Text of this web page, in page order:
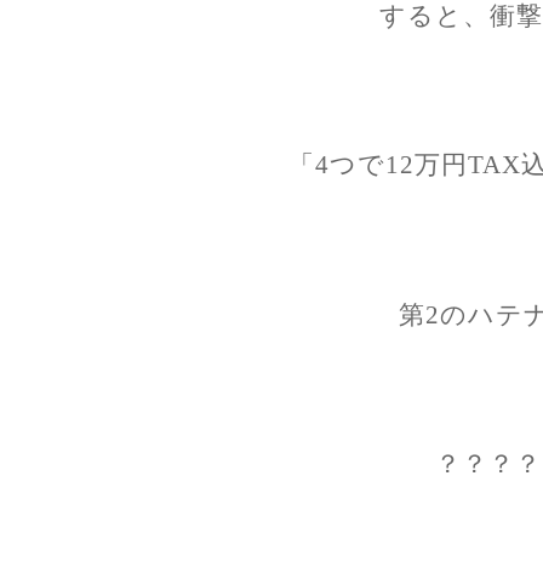
すると、衝
「4つで12万円TAX
第2のハテ
？？？